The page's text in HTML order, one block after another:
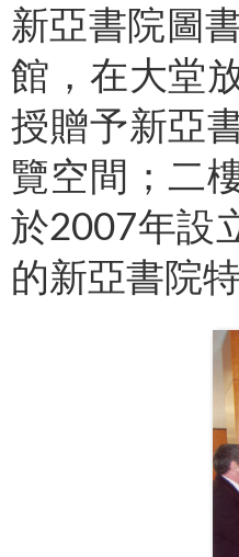
新亞書院圖
館，在大堂
授贈予新亞
覽空間；二
於2007年設
的新亞書院